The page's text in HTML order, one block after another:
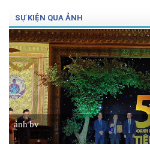
SỰ KIỆN QUA ẢNH
ảnh bv